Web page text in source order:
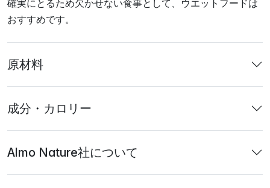
確実にとるため欠かせない食事として、ウエットフードは
おすすめです。
原材料
成分・カロリー
Almo Nature社について